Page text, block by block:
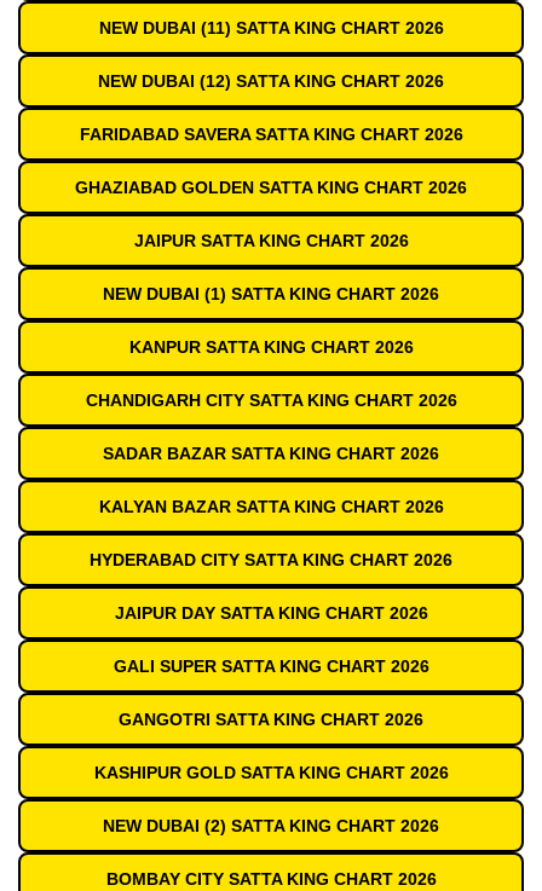
NEW DUBAI (11) SATTA KING CHART 2026
NEW DUBAI (12) SATTA KING CHART 2026
FARIDABAD SAVERA SATTA KING CHART 2026
GHAZIABAD GOLDEN SATTA KING CHART 2026
JAIPUR SATTA KING CHART 2026
NEW DUBAI (1) SATTA KING CHART 2026
KANPUR SATTA KING CHART 2026
CHANDIGARH CITY SATTA KING CHART 2026
SADAR BAZAR SATTA KING CHART 2026
KALYAN BAZAR SATTA KING CHART 2026
HYDERABAD CITY SATTA KING CHART 2026
JAIPUR DAY SATTA KING CHART 2026
GALI SUPER SATTA KING CHART 2026
GANGOTRI SATTA KING CHART 2026
KASHIPUR GOLD SATTA KING CHART 2026
NEW DUBAI (2) SATTA KING CHART 2026
BOMBAY CITY SATTA KING CHART 2026